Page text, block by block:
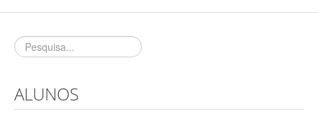
Alunos
Matrículas
ALUNOS